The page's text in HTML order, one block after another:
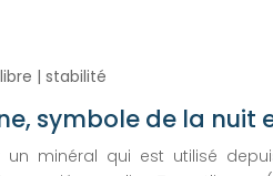
| stabilité
symbole de la nuit
un minéral qui est utilisé